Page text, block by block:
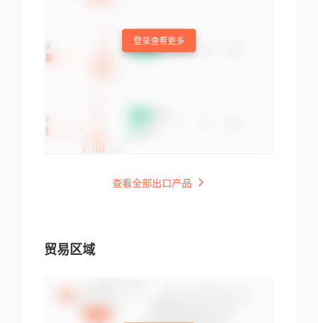
登录查看更多
查看全部出口产品
贸易区域